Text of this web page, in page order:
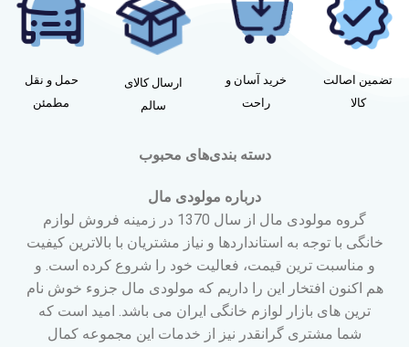
تضمین اصالت
کالا
خرید آسان و
راحت
ارسال کالای
سالم
حمل و نقل
مطمئن
دسته بندی‌های محبوب
درباره مولودی مال
گروه مولودی مال از سال 1370 در زمینه فروش لوازم
خانگی با توجه به استانداردها و نیاز مشتریان با بالاترین کیفیت
و مناسبت ترین قیمت، فعالیت خود را شروع کرده است. و
هم اکنون افتخار این را داریم که مولودی مال جزوء خوش نام
ترین های بازار لوازم خانگی ایران می باشد. امید است که
شما مشتری گرانقدر نیز از خدمات این مجموعه کمال